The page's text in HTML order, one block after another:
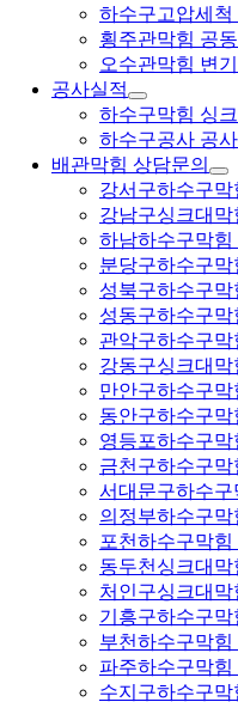
하수구고압세척
횡주관막힘 공
오수관막힘 변
공사실적
하수구막힘 싱
하수구공사 공
배관막힘 상담문의
강서구하수구
강남구싱크대
하남하수구막힘
분당구하수구
성북구하수구
성동구하수구
관악구하수구
강동구싱크대
만안구하수구
동안구하수구
영등포하수구막
금천구하수구
서대문구하수
의정부하수구
포천하수구막
동두천싱크대
처인구싱크대
기흥구하수구
부천하수구막
파주하수구막
수지구하수구